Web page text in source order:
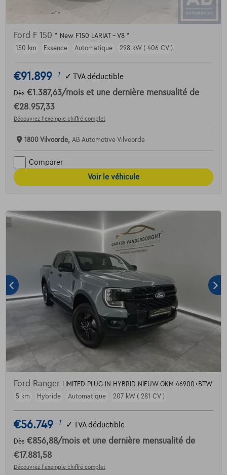
Ford F 150 * New F150 LARIAT - V8 *
150 km
Essence Automatique 298 kW ( 406 CV )
€91.899 1 ✓ TVA déductible
Dès €1.387,63/mois et une dernière mensualité de
€28.957,33
Découvrez l’exemple chiffré complet
1800 Vilvoorde, AB Automotive Vilvoorde
Comparer
Voir le véhicule
Ford Ranger LIMITED PLUG-IN HYBRID NIEUW OKM 46900+BTW
5 km
Hybride Automatique 207 kW ( 281 CV )
€56.749 1 ✓ TVA déductible
Dès €856,88/mois et une dernière mensualité de
€17.881,58
Découvrez l’exemple chiffré complet